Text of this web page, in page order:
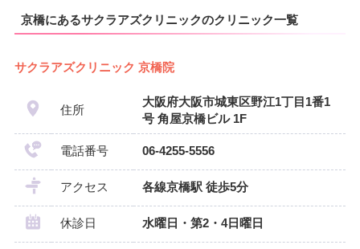
京橋にあるサクラアズクリニックのクリニック一覧
サクラアズクリニック 京橋院
住所
大阪府大阪市城東区野江1丁目1番1
号 角屋京橋ビル 1F
電話番号 06-4255-5556
アクセス 各線京橋駅 徒歩5分
休診日 水曜日・第2・4日曜日